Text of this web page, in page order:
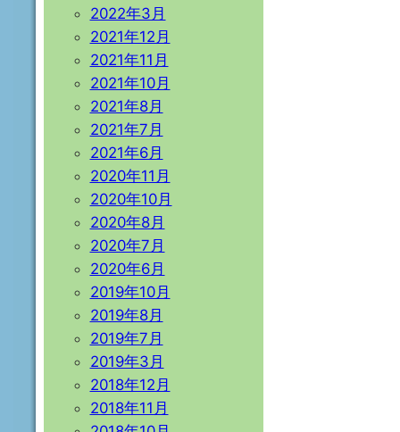
2022年3月
2021年12月
2021年11月
2021年10月
2021年8月
2021年7月
2021年6月
2020年11月
2020年10月
2020年8月
2020年7月
2020年6月
2019年10月
2019年8月
2019年7月
2019年3月
2018年12月
2018年11月